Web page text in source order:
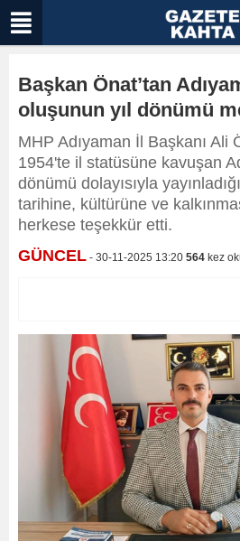
Başkan Önat’tan
oluşunun yıl dönümü
MHP Adıyaman İl Başkanı Ali
1954'te il statüsüne kavuşan
dönümü dolayısıyla
tarihine, kültürüne ve
herkese teşekkür etti.
GÜNCEL - 30-11-2025 13:20 564 kez